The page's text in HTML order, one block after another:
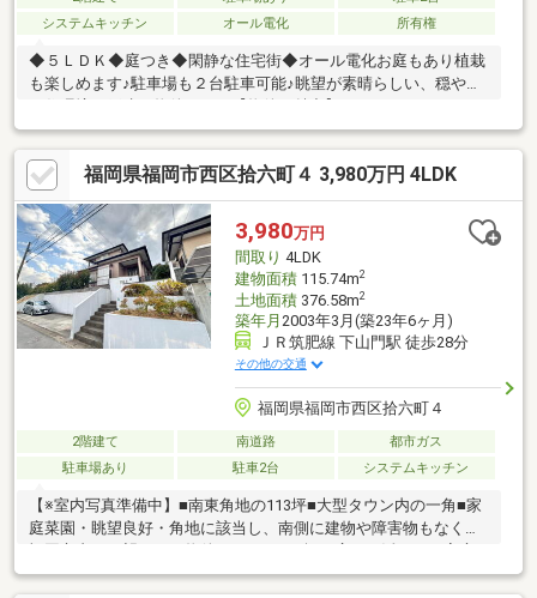
システムキッチン
オール電化 所有権
◆５ＬＤＫ◆庭つき◆閑静な住宅街◆オール電化お庭もあり植栽
も楽しめます♪駐車場も２台駐車可能♪眺望が素晴らしい、穏やか
ある間取り 在宅ワーク・趣味部屋・収納にも対応可能です■太
陽光発電付き 毎月のランニングコストを軽減できます■高台立
地 日当たり・風通し良好、開放感があります■庭付き 家庭菜
園・ＢＢＱ・お子様の遊び場として活用可能です■駐車２台可 来
客時も安心です【周辺環境】（徒歩 分数）◆学校壱岐小学校
２７分壱岐中学校 ３１分
福岡県福岡市西区拾六町４ 3,980万円 4LDK
3,980万円
間取り 4LDK
建物面積115.74m2
土地面積376.58m2
築年月 2003年3月(築23年6ヶ月)
ＪＲ筑肥線 下山門駅 徒歩28分
その他の交通
福岡県福岡市西区拾六町４
2階建て 南道路
都市ガス
駐車場あり
駐車2台 システムキッチン
【※室内写真準備中】■南東角地の113坪■大型タウン内の一角■家
庭菜園・眺望良好・角地に該当し、南側に建物や障害物もなく、
菜園やお庭造りをお楽しみいただけます。・2021年に外壁・屋根